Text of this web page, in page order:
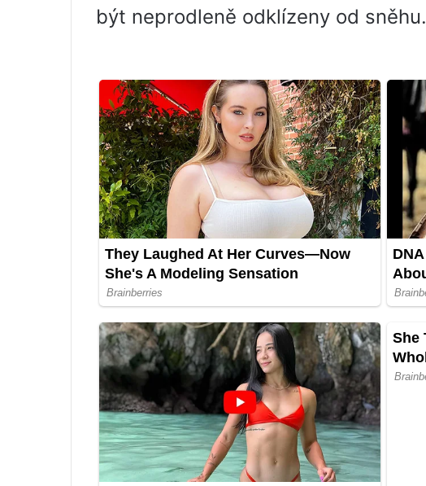
být neprodleně odklízeny od sněhu.